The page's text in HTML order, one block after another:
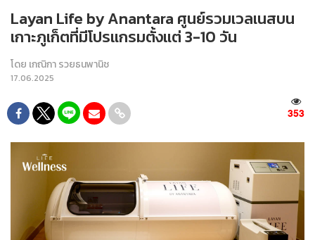
Layan Life by Anantara ศูนย์รวมเวลเนสบน
เกาะภูเก็ตที่มีโปรแกรมตั้งแต่ 3-10 วัน
โดย เกณิกา รวยธนพานิช
17.06.2025
353